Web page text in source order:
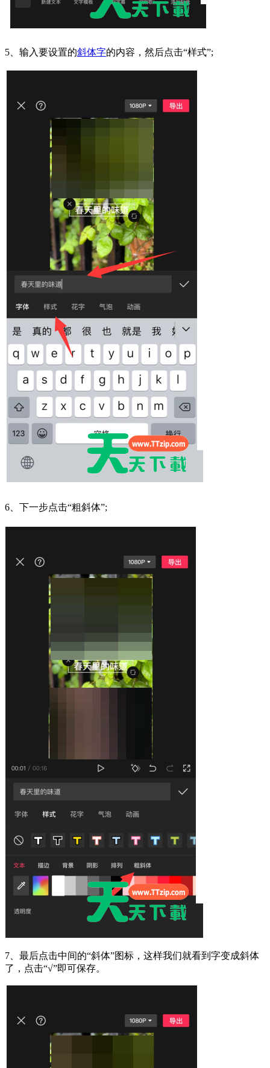
5、输入要设置的斜体字的内容，然后点击“样式”;
6、下一步点击“粗斜体”;
7、最后点击中间的“斜体”图标，这样我们就看到字变成斜体
了，点击“√”即可保存。